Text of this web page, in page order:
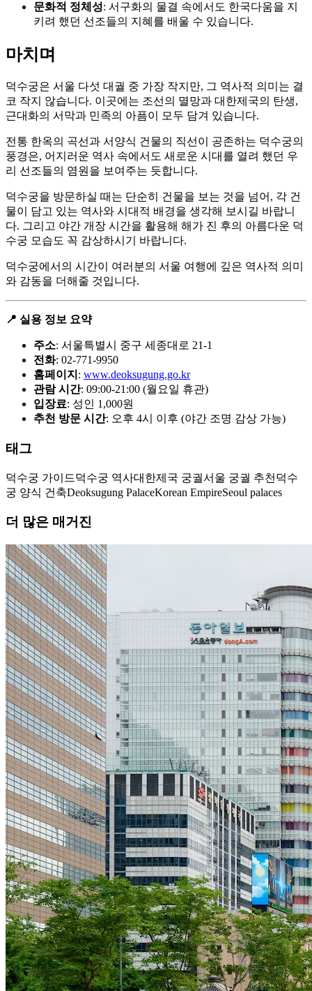
문화적 정체성: 서구화의 물결 속에서도 한국다움을 지
키려 했던 선조들의 지혜를 배울 수 있습니다.
마치며
덕수궁은 서울 다섯 대궐 중 가장 작지만, 그 역사적 의미는 결
코 작지 않습니다. 이곳에는 조선의 멸망과 대한제국의 탄생,
근대화의 서막과 민족의 아픔이 모두 담겨 있습니다.
전통 한옥의 곡선과 서양식 건물의 직선이 공존하는 덕수궁의
풍경은, 어지러운 역사 속에서도 새로운 시대를 열려 했던 우
리 선조들의 염원을 보여주는 듯합니다.
덕수궁을 방문하실 때는 단순히 건물을 보는 것을 넘어, 각 건
물이 담고 있는 역사와 시대적 배경을 생각해 보시길 바랍니
다. 그리고 야간 개장 시간을 활용해 해가 진 후의 아름다운 덕
수궁 모습도 꼭 감상하시기 바랍니다.
덕수궁에서의 시간이 여러분의 서울 여행에 깊은 역사적 의미
와 감동을 더해줄 것입니다.
📍 실용 정보 요약
주소: 서울특별시 중구 세종대로 21-1
전화: 02-771-9950
홈페이지 : www.deoksugung.go.kr
관람 시간: 09:00-21:00 (월요일 휴관)
입장료: 성인 1,000원
추천 방문 시간: 오후 4시 이후 (야간 조명 감상 가능)
태그
덕수궁 가이드덕수궁 역사대한제국 궁궐서울 궁궐 추천 덕수
궁 양식 건축Deoksugung PalaceKorean EmpireSeoul palaces
더 많은 매거진